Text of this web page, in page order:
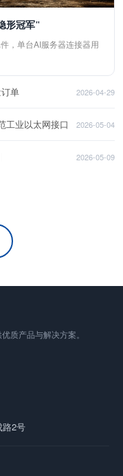
形冠军"
，单台AI服务器连接器用
单 2026-04-29
工业以太网接口 2026-05-04
2026-05-09
质产品与解决方案。
路2号